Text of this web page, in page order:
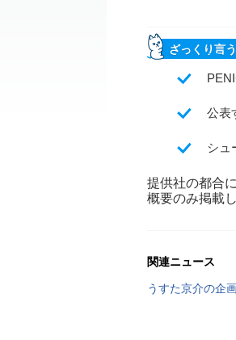
ざっくり言
公表
シュ
提供社の都合
概要のみ掲載
関連ニュース
うすた京介の企